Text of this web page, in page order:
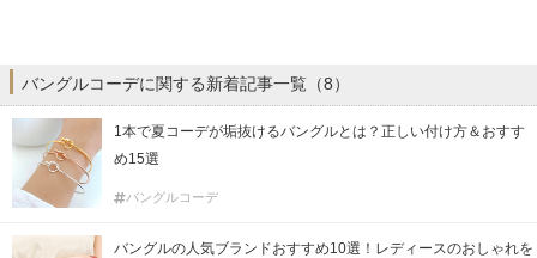
バングルコーデに関する新着記事一覧（8）
1本で夏コーデが垢抜けるバングルとは？正しい付け方＆おすす
め15選
バングルコーデ
バングルの人気ブランドおすすめ10選！レディースのおしゃれを